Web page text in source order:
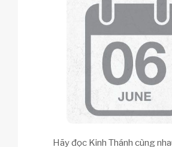
Hãy đọc Kinh Thánh cùng